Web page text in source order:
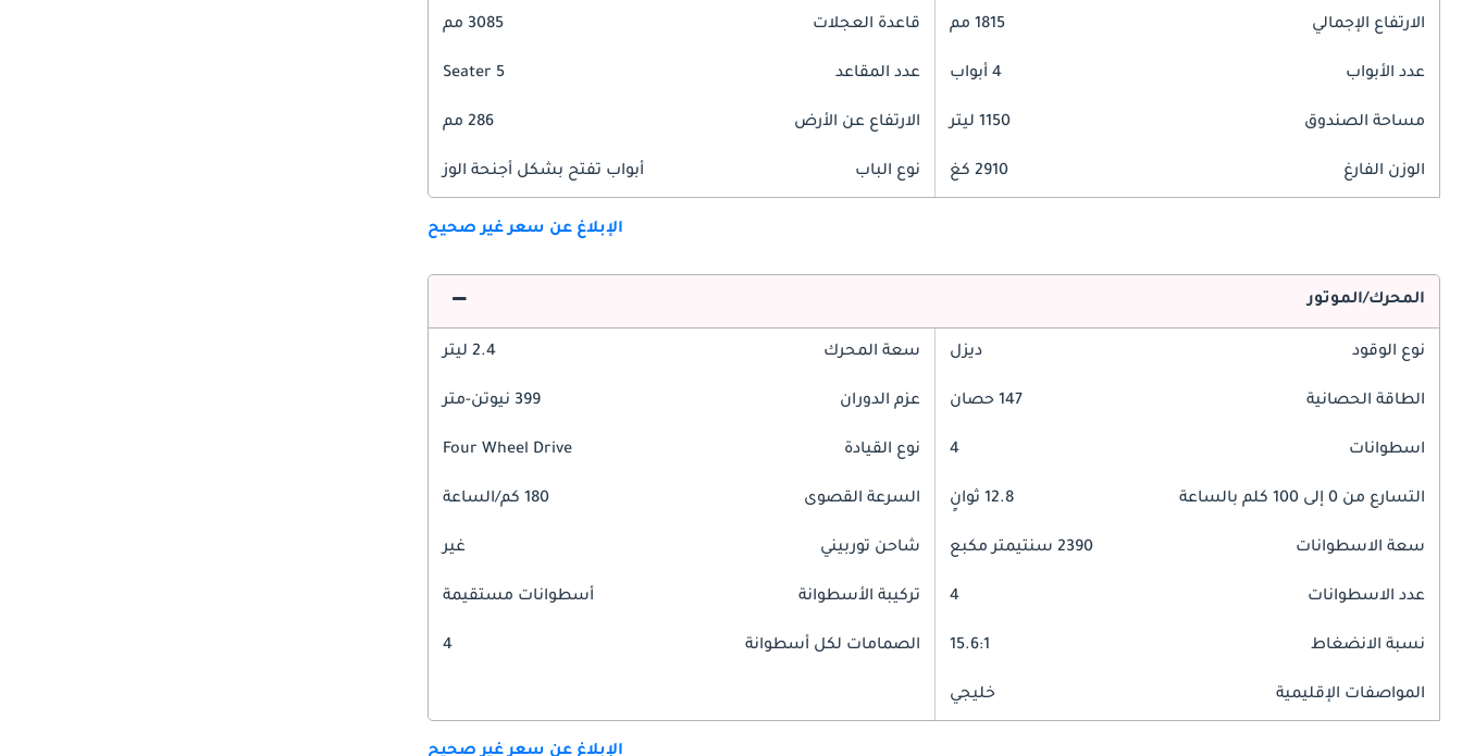
الارتفاع الإجمالي 1815 مم قاعدة العجلات 3085 مم
عدد الأبواب 4 أبواب عدد المقاعد 5 Seater
مساحة الصندوق 1150 ليتر الارتفاع عن الأرض 286 مم
الوزن الفارغ 2910 كغ نوع الباب أبواب تفتح بشكل أجنحة الوز
الإبلاغ عن سعر غير صحيح
المحرك/الموتور
نوع الوقود ديزل سعة المحرك 2.4 ليتر
الطاقة الحصانية 147 حصان عزم الدوران 399 نيوتن-متر
اسطوانات 4 نوع القيادة Four Wheel Drive
التسارع من 0 إلى 100 كلم بالساعة 12.8 ثوانٍ السرعة القصوى 180 كم/الساعة
سعة الاسطوانات 2390 سنتيمتر مكبع شاحن توربيني غير
عدد الاسطوانات 4 تركيبة الأسطوانة أسطوانات مستقيمة
نسبة الانضغاط 15.6:1 الصمامات لكل أسطوانة 4
المواصفات الإقليمية خليجي
الإبلاغ عن سعر غير صحيح